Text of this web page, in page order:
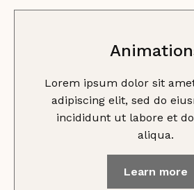
Lorem ipsum dolor sit
adipiscing elit, sed do
incididunt ut labore et
aliqua.
Learn more